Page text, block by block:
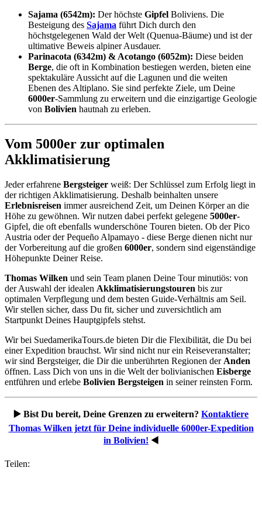
Sajama (6542m): Der höchste Gipfel Boliviens. Die
Besteigung des Sajama führt Dich durch den
höchstgelegenen Wald der Welt (Quenua-Bäume) und ist der
ultimative Beweis alpiner Ausdauer.
Parinacota (6342m) & Acotango (6052m): Diese beiden
Berge, die oft in Kombination bestiegen werden, bieten eine
spektakuläre Aussicht auf die Lagunen und die weiten
Ebenen des Altiplano. Sie sind perfekte Ziele, um Deine
6000er-Sammlung zu erweitern und die einzigartige Geologie
von Bolivien hautnah zu erleben.
Vom 5000er zur optimalen
Akklimatisierung
Jeder erfahrene Bergsteiger weiß: Der Schlüssel zum Erfolg liegt in
der richtigen Akklimatisierung. Deshalb beinhalten unsere
Erlebnisreisen immer ausreichend Zeit, um Deinen Körper an die
Höhe zu gewöhnen. Wir nutzen dabei perfekt gelegene 5000er-
Gipfel, die oft ebenfalls wunderschöne Touren bieten. Ob der Pico
Austria oder der Pequeño Alpamayo - diese Berge dienen nicht nur
der Vorbereitung auf die großen 6000er, sondern sind eigenständige
Höhepunkte Deiner Reise.
Thomas Wilken und sein Team planen Deine Tour minutiös: von
der Auswahl der idealen Akklimatisierungstouren bis zur
optimalen Verpflegung und dem besten Guide-Verhältnis am Seil.
Wir stellen sicher, dass Du fit, sicher und zuversichtlich am
Startpunkt Deines Hauptgipfels stehst.
Wir bei SuedamerikaTours.de bieten Dir die Flexibilität, die Du bei
einer Expedition brauchst. Wir sind nicht nur ein Reiseveranstalter;
wir sind Bergsteiger, die Dir die unberührten Regionen der Anden
öffnen. Lass Dich von uns in die Welt der bolivianischen Eisberge
entführen und erlebe Bolivien Bergsteigen in seiner reinsten Form.
▶️ Bist Du bereit, Deine Grenzen zu erweitern? Kontaktiere
Thomas Wilken jetzt für Deine individuelle 6000er-Expedition
in Bolivien! ◀️
Teilen: